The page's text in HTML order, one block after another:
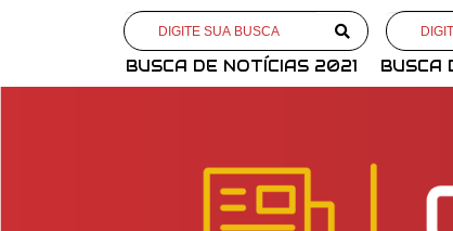
BUSCA DE NOTÍCIAS 2021 BUSCA